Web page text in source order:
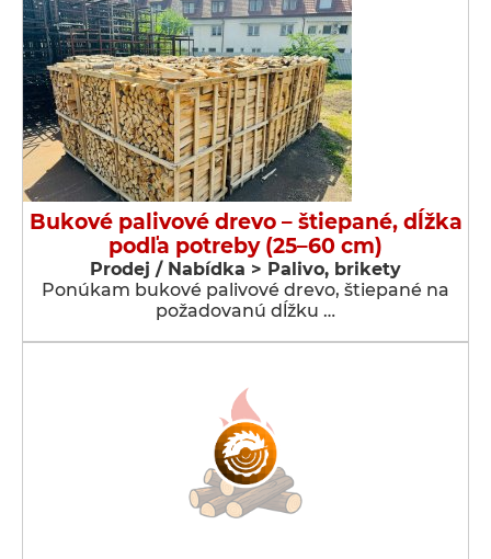
Bukové palivové drevo – štiepané, dĺžka
podľa potreby (25–60 cm)
Prodej / Nabídka > Palivo, brikety
Ponúkam bukové palivové drevo, štiepané na
požadovanú dĺžku …